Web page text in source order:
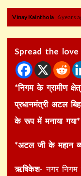
Vinay Kainthola 6 years
Spread the love
*निगम के ग्रामीण
प्रधानमंत्री अटल
के रूप में मनाया गया*
*अटल जी के महान
ऋषिकेश- नगर निगम